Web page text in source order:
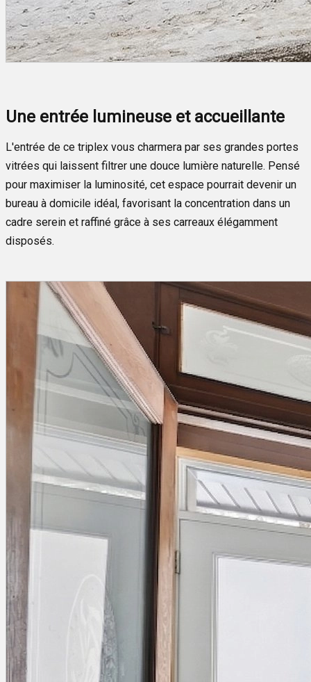
Une entrée lumineuse et accueillante
L'entrée de ce triplex vous charmera par ses grandes portes
vitrées qui laissent filtrer une douce lumière naturelle. Pensé
pour maximiser la luminosité, cet espace pourrait devenir un
bureau à domicile idéal, favorisant la concentration dans un
cadre serein et raffiné grâce à ses carreaux élégamment
disposés.